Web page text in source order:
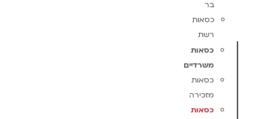
בר
כסאות
רשת
כסאות
משרדיים
כסאות
מזכירה
כסאות